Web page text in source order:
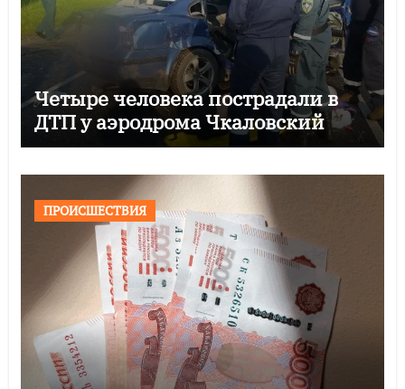
Четыре человека пострадали в
ДТП у аэродрома Чкаловский
ПРОИСШЕСТВИЯ